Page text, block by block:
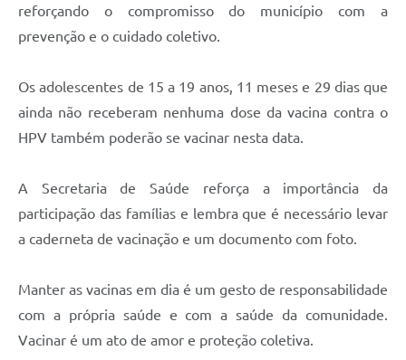
Agenda
Notícias
reforçando o compromisso do município com a
prevenção e o cuidado coletivo.
Os adolescentes de 15 a 19 anos, 11 meses e 29 dias que
ainda não receberam nenhuma dose da vacina contra o
HPV também poderão se vacinar nesta data.
A Secretaria de Saúde reforça a importância da
participação das famílias e lembra que é necessário levar
a caderneta de vacinação e um documento com foto.
Manter as vacinas em dia é um gesto de responsabilidade
com a própria saúde e com a saúde da comunidade.
Vacinar é um ato de amor e proteção coletiva.